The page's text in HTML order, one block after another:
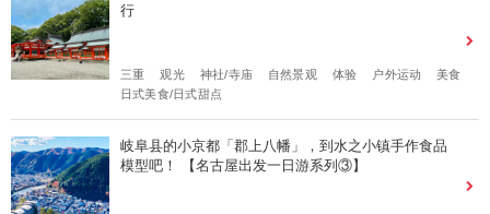
行
三重 观光 神社/寺庙 自然景观 体验 户外运动
美食
日式美食/日式甜点
岐阜县的小京都「郡上八幡」，到水之小镇手作食品
模型吧！ 【名古屋出发一日游系列③】